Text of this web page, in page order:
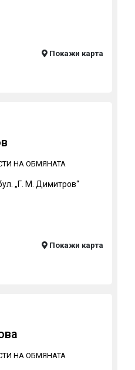
Покажи карта
НА ОБМЯНАТА
„Г. М. Димитров“
Покажи карта
НА ОБМЯНАТА